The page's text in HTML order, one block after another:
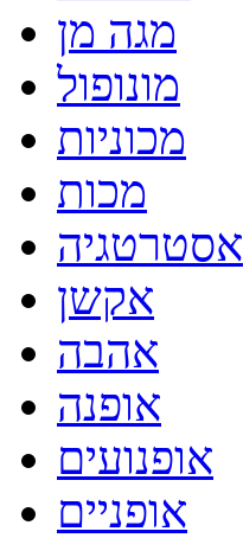
מגה מן
מונופול
מכוניות
מכות
אסטרטגיה
אקשן
אהבה
אופנה
אופנועים
אופניים